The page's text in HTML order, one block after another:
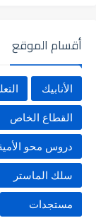
أقسام الموقع
الأنابيك
القطاع الخاص
دروس محو
سلك الماستر
مستجدات